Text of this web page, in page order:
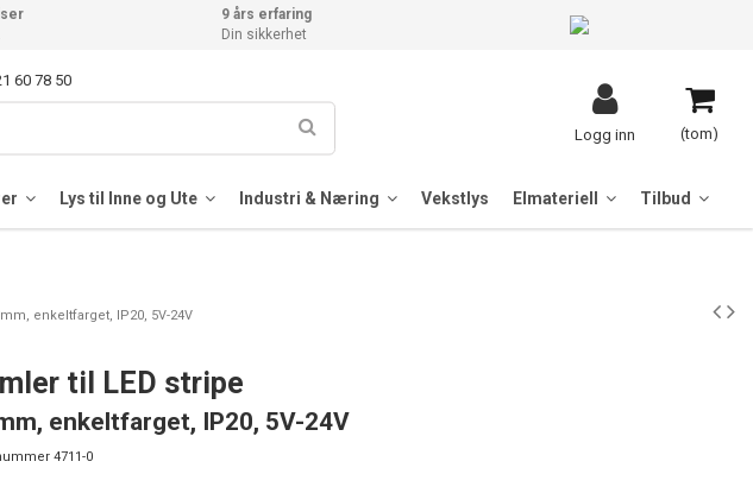
9 års erfaring
Din sikkerhet
60 78 50
(tom)
Logg inn
Lys til Inne og Ute Industri & Næring Vekstlys Elmateriell Tilbud
enkeltfarget, IP20, 5V-24V
til LED stripe
enkeltfarget, IP20, 5V-24V
4711-0